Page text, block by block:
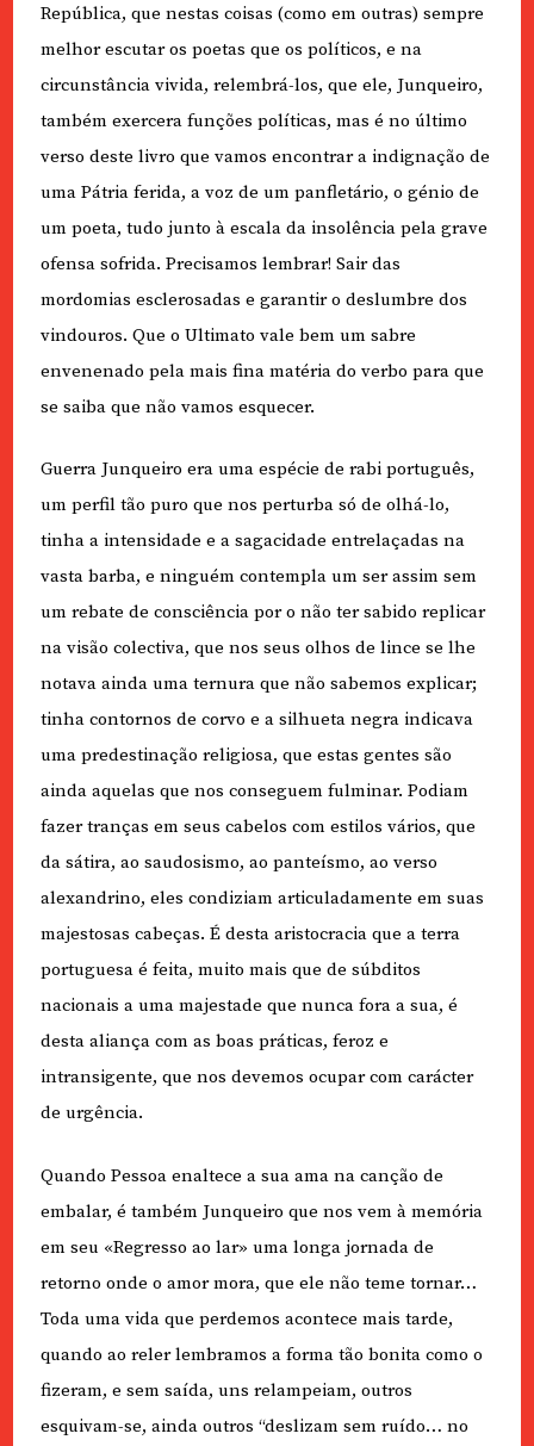
República, que nestas coisas (como em outras) sempre
melhor escutar os poetas que os políticos, e na
circunstância vivida, relembrá-los, que ele, Junqueiro,
também exercera funções políticas, mas é no último
verso deste livro que vamos encontrar a indignação de
uma Pátria ferida, a voz de um panfletário, o génio de
um poeta, tudo junto à escala da insolência pela grave
ofensa sofrida. Precisamos lembrar! Sair das
mordomias esclerosadas e garantir o deslumbre dos
vindouros. Que o Ultimato vale bem um sabre
envenenado pela mais fina matéria do verbo para que
se saiba que não vamos esquecer.
Guerra Junqueiro era uma espécie de rabi português,
um perfil tão puro que nos perturba só de olhá-lo,
tinha a intensidade e a sagacidade entrelaçadas na
vasta barba, e ninguém contempla um ser assim sem
um rebate de consciência por o não ter sabido replicar
na visão colectiva, que nos seus olhos de lince se lhe
notava ainda uma ternura que não sabemos explicar;
tinha contornos de corvo e a silhueta negra indicava
uma predestinação religiosa, que estas gentes são
ainda aquelas que nos conseguem fulminar. Podiam
fazer tranças em seus cabelos com estilos vários, que
da sátira, ao saudosismo, ao panteísmo, ao verso
alexandrino, eles condiziam articuladamente em suas
majestosas cabeças. É desta aristocracia que a terra
portuguesa é feita, muito mais que de súbditos
nacionais a uma majestade que nunca fora a sua, é
desta aliança com as boas práticas, feroz e
intransigente, que nos devemos ocupar com carácter
de urgência.
Quando Pessoa enaltece a sua ama na canção de
embalar, é também Junqueiro que nos vem à memória
em seu «Regresso ao lar» uma longa jornada de
retorno onde o amor mora, que ele não teme tornar…
Toda uma vida que perdemos acontece mais tarde,
quando ao reler lembramos a forma tão bonita como o
fizeram, e sem saída, uns relampeiam, outros
esquivam-se, ainda outros “deslizam sem ruído… no